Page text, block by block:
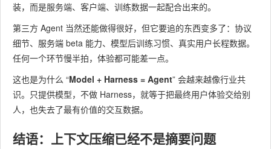
装，而是服务端、客户端、训练数据一起配合出来的。
第三方 Agent 当然还能做得很好，但它要追的东西变多了：协议
细节、服务端 beta 能力、模型后训练习惯、真实用户长程数据。
任何一个环节慢半拍，体验都可能差一点。
这也是为什么 “​Model + Harness = Agent​” 会越来越像行业共
识。只提供模型，不做 Harness，就等于把最终用户体验交给别
人，也失去了最有价值的交互数据。
结语： 上下文压缩已经不是摘要问题